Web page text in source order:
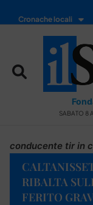
Cronache locali
SABATO 8
conducente tir in
RIBALTA
FERITO